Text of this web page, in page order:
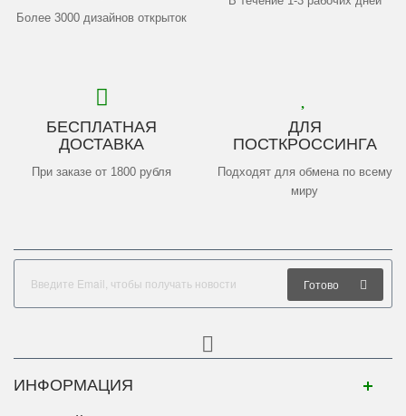
Более 3000 дизайнов открыток
БЕСПЛАТНАЯ
ДОСТАВКА
При заказе от 1800 рубля
ДЛЯ
ПОСТКРОССИНГА
Подходят для обмена по всему
миру
Готово
ИНФОРМАЦИЯ